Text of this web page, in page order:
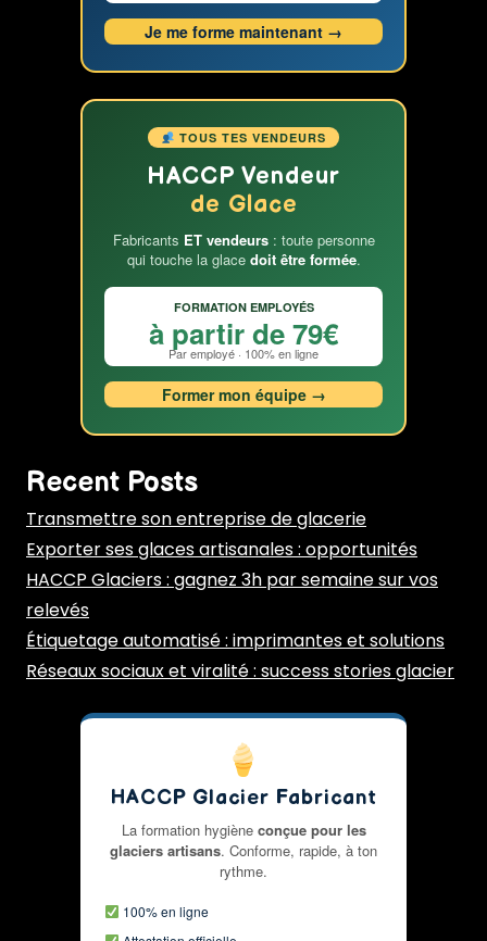
Je me forme maintenant →
TOUS TES VENDEURS
HACCP Vendeur
de Glace
Fabricants ET vendeurs: toute personne
qui touche la glace doit être formée.
FORMATION EMPLOYÉS
à partir de 79€
Par employé · 100% en ligne
Former mon équipe →
Recent Posts
Transmettre son entreprise de glacerie
Exporter ses glaces artisanales : opportunités
HACCP Glaciers : gagnez 3h par semaine sur vos
relevés
Étiquetage automatisé : imprimantes et solutions
Réseaux sociaux et viralité : success stories glacier
HACCP Glacier Fabricant
La formation hygiène conçue pour les
glaciers artisans. Conforme, rapide, à ton
rythme.
100% en ligne